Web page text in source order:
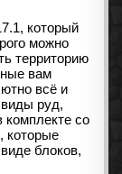
, который
можно
территорию
вам
всё и
руд,
комплекте со
которые
блоков,